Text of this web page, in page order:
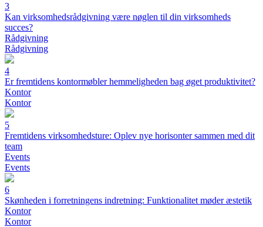
3
Kan virksomhedsrådgivning være nøglen til din virksomheds
succes?
Rådgivning
Rådgivning
4
Er fremtidens kontormøbler hemmeligheden bag øget produktivitet?
Kontor
Kontor
5
Fremtidens virksomhedsture: Oplev nye horisonter sammen med dit
team
Events
Events
6
Skønheden i forretningens indretning: Funktionalitet møder æstetik
Kontor
Kontor